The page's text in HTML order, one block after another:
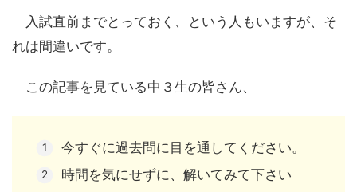
入試直前までとっておく、という人もいますが、そ
れは間違いです。
この記事を見ている中３生の皆さん、
今すぐに過去問に目を通してください。
時間を気にせずに、解いてみて下さい